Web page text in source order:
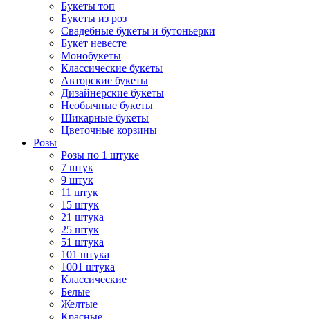
Букеты топ
Букеты из роз
Свадебные букеты и бутоньерки
Букет невесте
Монобукеты
Классические букеты
Авторские букеты
Дизайнерские букеты
Необычные букеты
Шикарные букеты
Цветочные корзины
Розы
Розы по 1 штуке
7 штук
9 штук
11 штук
15 штук
21 штука
25 штук
51 штука
101 штука
1001 штука
Классические
Белые
Желтые